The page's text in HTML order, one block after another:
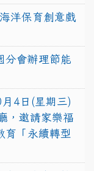
洋保育創意戲
分會辦理節能
4日(星期三)
，邀請家樂福
育「永續轉型